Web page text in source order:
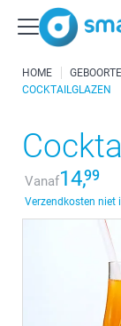
HOME GEBOORTE
COCKTAILGLAZEN
Vanaf14,99
Verzendkosten niet